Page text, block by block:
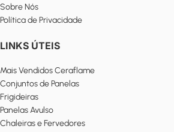
Sobre Nós
Política de Privacidade
LINKS ÚTEIS
Mais Vendidos Ceraflame
Conjuntos de Panelas
Frigideiras
Panelas Avulso
Chaleiras e Fervedores